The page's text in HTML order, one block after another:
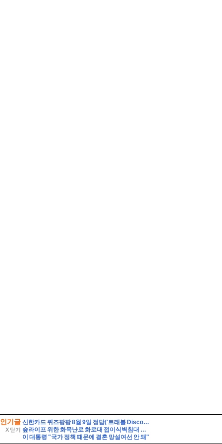
인기글
X 닫기
신한카드 퀴즈팡팡 8월 9일 정답('트래블 Discover-Day! 준비부터 설레는 여행 필수 아이템 특가전'에서 판매되는 특가 상품이 아닌 것은?)
숲라이프 위한 화목난로 화로대 접이식벽침대 캠핑감성 5평 소형 목조주택 짓기
이 대통령 "국가 정책 때문에 결혼 망설여선 안 돼"